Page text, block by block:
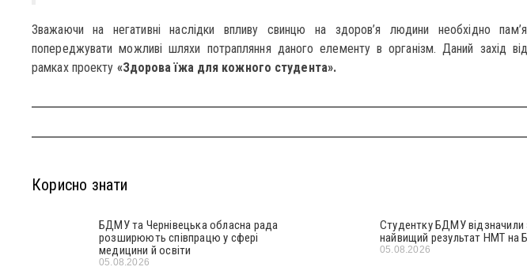
Зважаючи на негативні наслідки впливу свинцю на здоров’я людини необхідно
попереджувати можливі шляхи потрапляння даного елементу в організм. Даний захід
рамках проекту «Здорова їжа для кожного студента».
Корисно знати
БДМУ та Чернівецька обласна рада
розширюють співпрацю у сфері
медицини й освіти
05.08.2026
Студентку БДМУ відзначили
найвищий результат НМТ на
05.08.2026